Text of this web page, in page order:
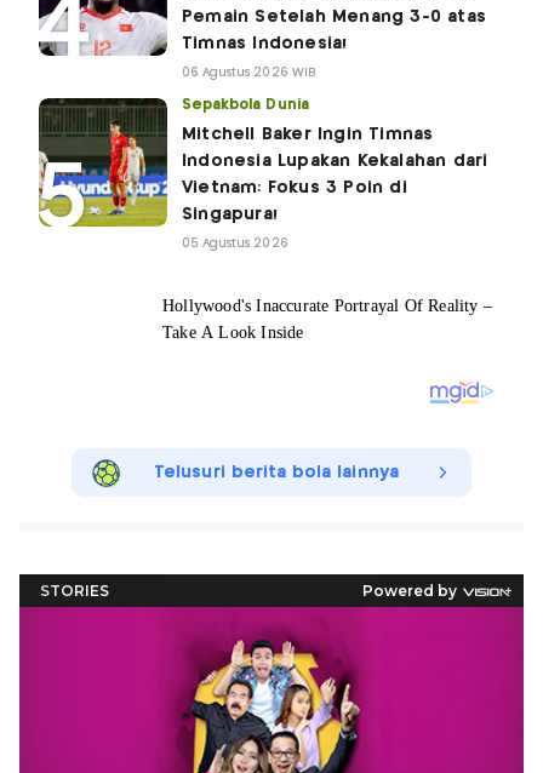
Pemain Setelah Menang 3-0 atas
Timnas Indonesia!
06 Agustus 2026 WIB
Sepakbola Dunia
Mitchell Baker Ingin Timnas
Indonesia Lupakan Kekalahan dari
Vietnam: Fokus 3 Poin di
Singapura!
05 Agustus 2026
Telusuri berita bola lainnya